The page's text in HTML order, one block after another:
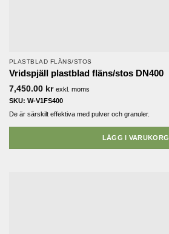
PLASTBLAD FLÄNS/STOS
Vridspjäll plastblad fläns/stos DN400
7,450.00 kr exkl. moms
SKU: W-V1FS400
De är särskilt effektiva med pulver och granuler.
LÄGG I VARUKORG